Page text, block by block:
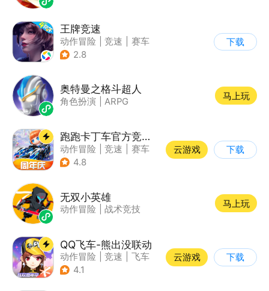
王牌竞速
动作冒险 竞速
赛车
| 漂移
2.8
下载
奥特曼之格斗超人
角色扮演 ARPG
马上玩
跑跑卡丁车官方竞速版
动作冒险 竞速
赛车
| 跑跑卡丁车
4.8
云游戏 下载
无双小英雄
动作冒险 战术竞技
马上玩
QQ飞车-熊出没联动
动作冒险 竞速
飞车
| 漂移
4.1
云游戏 下载